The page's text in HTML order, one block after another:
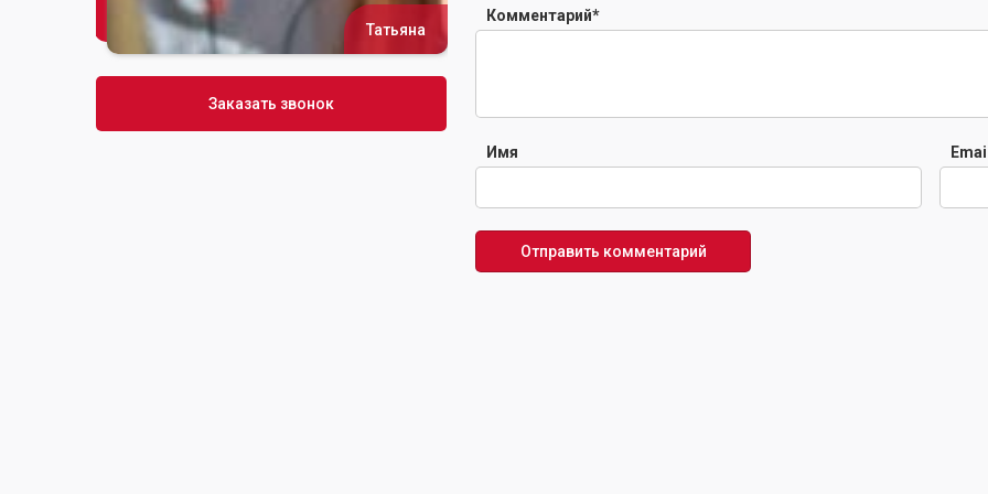
Сусана
Заказать звонок
Комментарий*
Имя